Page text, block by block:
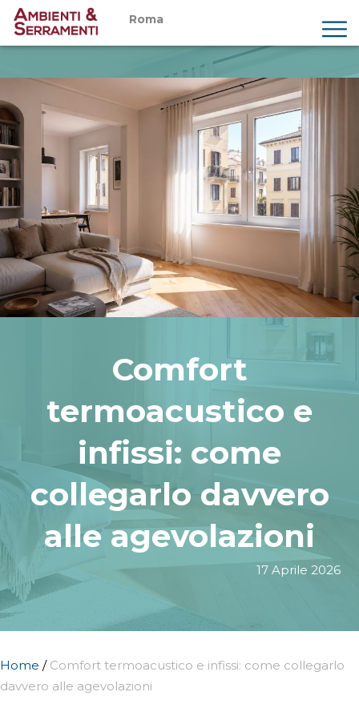
Roma
Servizi
Showroom
Magazine
Preventivi
Contatti
Comfort
termoacustico e
infissi: come
collegarlo davvero
alle agevolazioni
17 Aprile 2026
Home / Comfort termoacustico e infissi: come collegarlo
davvero alle agevolazioni